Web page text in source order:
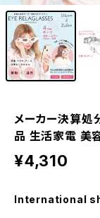
メーカー決算処
品 生活家電 美
¥4,310
International